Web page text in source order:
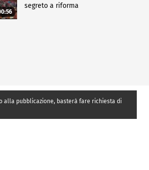
segreto a riforma
alla pubblicazione, basterà fare richiesta di